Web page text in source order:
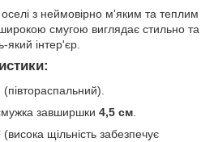
з неймовірно м'яким та теплим
смугою виглядає стильно та
інтер'єр.
завширшки 4,5 см.
щільність забезпечує